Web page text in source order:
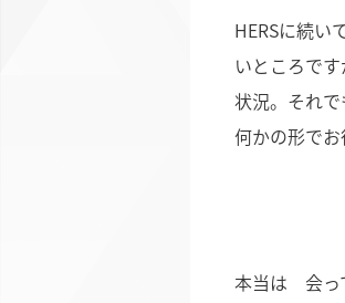
HERSに続い
いところで
状況。それで
何かの形で
本当は 会っ